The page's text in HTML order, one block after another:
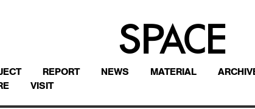
REPORT NEWS MATERIAL
VISIT